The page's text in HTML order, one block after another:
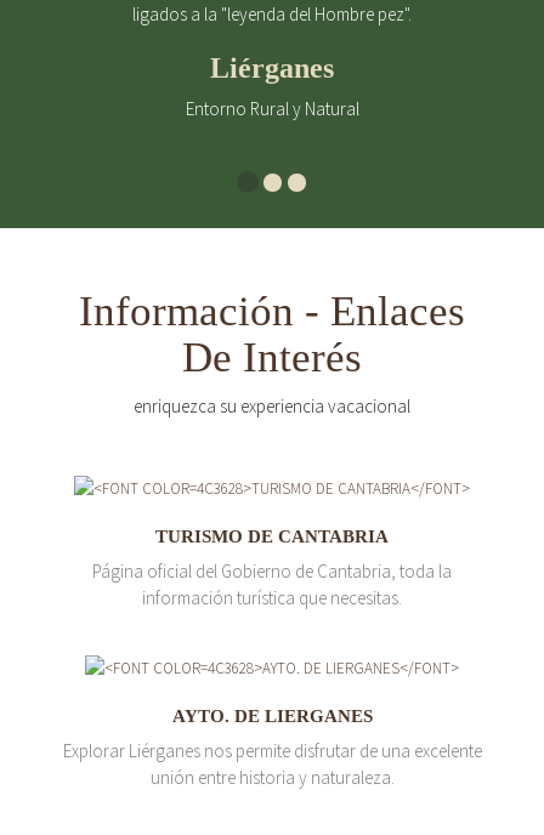
ligados a la "leyenda del Hombre pez".
Liérganes
Entorno Rural y Natural
Información - Enlaces
De Interés
enriquezca su experiencia vacacional
TURISMO DE CANTABRIA
Página oficial del Gobierno de Cantabria, toda la
información turística que necesitas.
AYTO. DE LIERGANES
Explorar Liérganes nos permite disfrutar de una excelente
unión entre historia y naturaleza.